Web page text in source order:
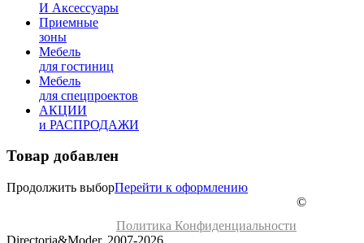
И Аксессуары
Приемные
зоны
Мебель
для гостиниц
Мебель
для cпецпроектов
АКЦИИ
и РАСПРОДАЖИ
Товар добавлен
Продолжить выборПерейти к оформлению
Политика Конфиденциальности
©